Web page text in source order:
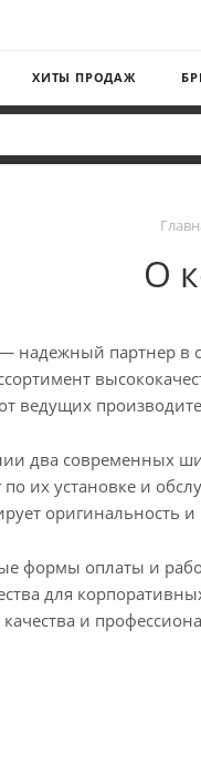
ХИТЫ ПРОДАЖ
О
партнер в
ведущих
два современных
по их установке и
оригинальность
оплаты и
для
качества и